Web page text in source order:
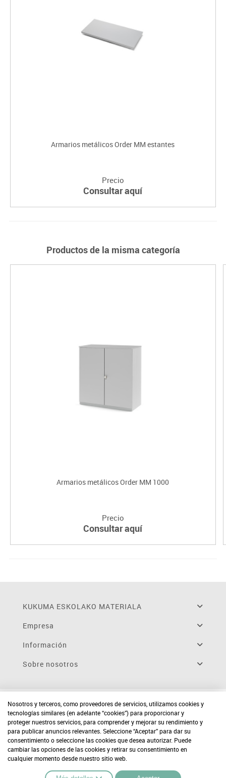
Armarios metálicos Order MM estantes
Precio
Consultar aquí
Productos de la misma categoría
Armarios metálicos Order MM 1000
Precio
Consultar aquí
KUKUMA ESKOLAKO MATERIALA
Empresa
Información
Sobre nosotros
Nosotros y terceros, como proveedores de servicios, utilizamos cookies y
tecnologías similares (en adelante “cookies”) para proporcionar y
proteger nuestros servicios, para comprender y mejorar su rendimiento y
para publicar anuncios relevantes. Seleccione “Aceptar” para dar su
consentimiento o seleccione las cookies que desea autorizar. Puede
cambiar las opciones de las cookies y retirar su consentimiento en
cualquier momento desde nuestro sitio web.